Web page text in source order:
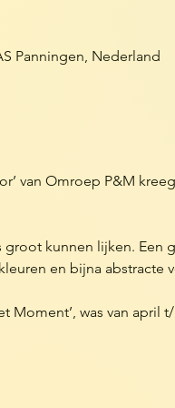
Panningen, Nederland
van Omroep P&M
kunnen lijken.
en bijna
Moment’, was van april